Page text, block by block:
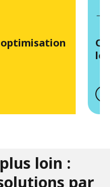
loin :
par